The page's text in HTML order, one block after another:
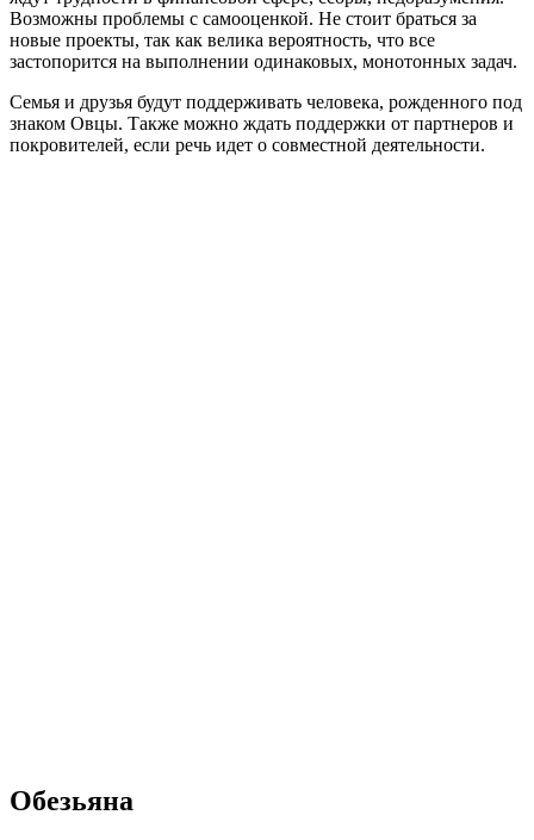
Возможны проблемы с самооценкой. Не стоит браться за
новые проекты, так как велика вероятность, что все
застопорится на выполнении одинаковых, монотонных задач.
Семья и друзья будут поддерживать человека, рожденного под
знаком Овцы. Также можно ждать поддержки от партнеров и
покровителей, если речь идет о совместной деятельности.
Обезьяна